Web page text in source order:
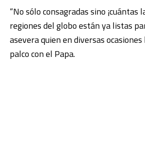
“No sólo consagradas sino ¡cuántas
regiones del globo están ya listas
asevera quien en diversas
palco con el Papa.